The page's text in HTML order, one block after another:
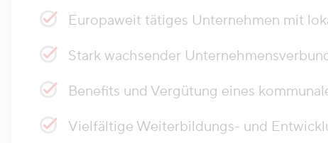
Europaweit tätiges Unternehmen mit
Stark wachsender
Benefits und Vergütung eines
Vielfältige Weiterbildungs- und